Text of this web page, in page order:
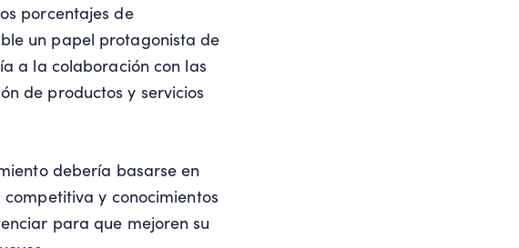
porcentajes de
un papel protagonista de
a la colaboración con las
de productos y servicios
debería basarse en
y conocimientos
para que mejoren su